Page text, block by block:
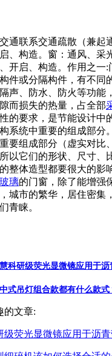
通联系交通疏散（兼起
、构造。窗：通风、采
开启、构造。作用之一:
件或分隔构件，有不同
隔声、防水、防火等功能
而损失的热量，占全部
的要求，是节能设计中
系统中重要的组成部分
要组成部分（虚实对比
以它们的形状、尺寸、
整体造型都要很大的影
玻璃的门窗，除了能增强
，城市的繁华，居住密集
青睐。
科研级荧光显微镜应用于沥
式吊灯组合款都有什么款式
的文章:
级荧光显微镜应用于沥青